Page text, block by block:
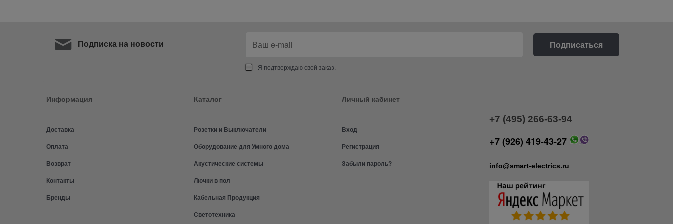
Подписка на новости
Я подтверждаю свой заказ.
Информация
Доставка
Оплата
Возврат
Контакты
Бренды
Каталог
Розетки и Выключатели
Оборудование для Умного дома
Акустические системы
Лючки в пол
Кабельная Продукция
Светотехника
Личный кабинет
Вход
Регистрация
Забыли пароль?
+7 (495) 266-63-94
+7 (926) 419-43-27
info@smart-electrics.ru